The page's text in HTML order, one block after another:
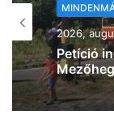
2026,
srác, és